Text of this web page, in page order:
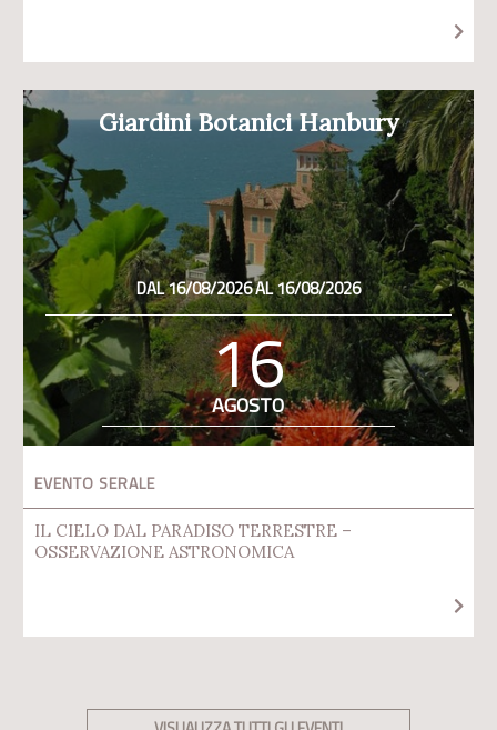
Giardini Botanici Hanbury
DAL 16/08/2026 AL 16/08/2026
16
AGOSTO
EVENTO SERALE
IL CIELO DAL PARADISO TERRESTRE –
OSSERVAZIONE ASTRONOMICA